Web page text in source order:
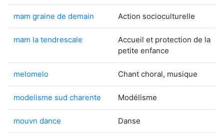
mam graine de demain Action socioculturelle
mam la tendrescale
Accueil et protection de la
petite enfance
melomelo Chant choral, musique
modelisme sud charente Modélisme
mouvn dance Danse